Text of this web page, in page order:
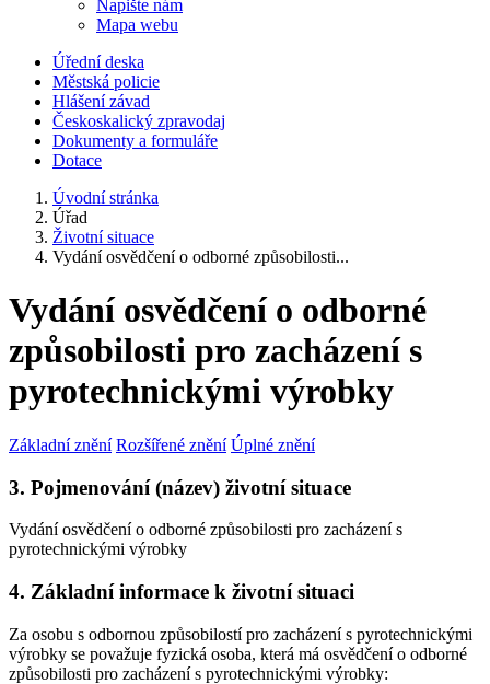
Napište nám
Mapa webu
Úřední deska
Městská policie
Hlášení závad
Českoskalický zpravodaj
Dokumenty a formuláře
Dotace
Úvodní stránka
Úřad
Životní situace
Vydání osvědčení o odborné způsobilosti...
Vydání osvědčení o odborné
způsobilosti pro zacházení s
pyrotechnickými výrobky
Základní znění Rozšířené znění Úplné znění
3. Pojmenování (název) životní situace
Vydání osvědčení o odborné způsobilosti pro zacházení s
pyrotechnickými výrobky
4. Základní informace k životní situaci
Za osobu s odbornou způsobilostí pro zacházení s pyrotechnickými
výrobky se považuje fyzická osoba, která má osvědčení o odborné
způsobilosti pro zacházení s pyrotechnickými výrobky: